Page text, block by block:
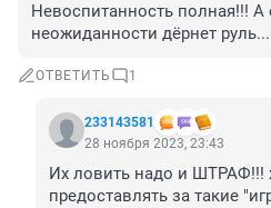
Невоспитанность полная!!! А
неожиданности дёрнет
ОТВЕТИТЬ 1
233143581
28 ноября 2023, 23:43
Их ловить надо и ШТРАФ!!!
предоставлять за такие